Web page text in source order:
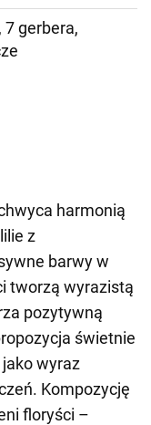
gerbera,
harmonią
z
barwy w
tworzą wyrazistą
pozytywną
świetnie
wyraz
Kompozycję
floryści –